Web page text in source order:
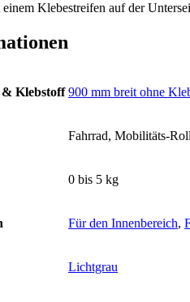
Klebestreifen auf der
& Klebstoff 900 mm breit ohne
Fahrrad, Mobilitäts-
0 bis 5 kg
Für den Innenbereich,
Lichtgrau